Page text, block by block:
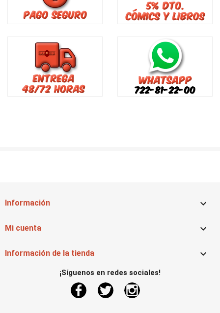
Información 
Mi cuenta 
Información de la tienda 
¡Síguenos en redes sociales!
FacebookTwitter